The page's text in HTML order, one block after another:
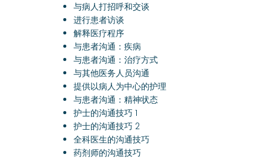
与病人打招呼和交谈
进行患者访谈
解释医疗程序
与患者沟通：疾病
与患者沟通：治疗方式
与其他医务人员沟通
提供以病人为中心的护理
与患者沟通：精神状态
护士的沟通技巧 1
护士的沟通技巧 2
全科医生的沟通技巧
药剂师的沟通技巧